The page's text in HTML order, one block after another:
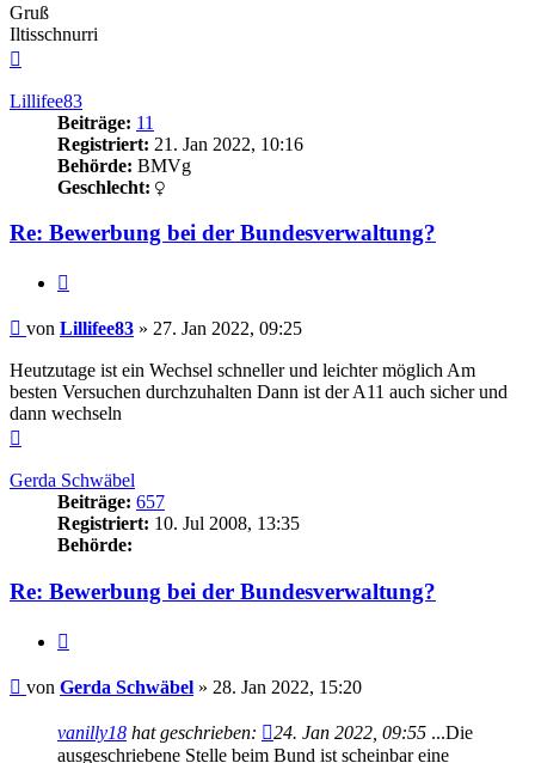
Gruß
Iltisschnurri
Lillifee83
Beiträge: 11
Registriert: 21. Jan 2022, 10:16
Behörde: BMVg
Geschlecht:
Re: Bewerbung bei der Bundesverwaltung?
Beitrag
von Lillifee83 » 27. Jan 2022, 09:25
Heutzutage ist ein Wechsel schneller und leichter möglich Am
besten Versuchen durchzuhalten Dann ist der A11 auch sicher und
dann wechseln
Gerda Schwäbel
Beiträge: 657
Registriert: 10. Jul 2008, 13:35
Behörde:
Re: Bewerbung bei der Bundesverwaltung?
Beitrag
von Gerda Schwäbel » 28. Jan 2022, 15:20
vanilly18 hat geschrieben: 24. Jan 2022, 09:55 ...Die
ausgeschriebene Stelle beim Bund ist scheinbar eine